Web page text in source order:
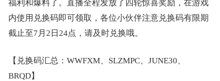
福利和爆料了。直播全程发放了四轮惊喜奖励，在游戏
内使用兑换码即可领取，各位小伙伴注意兑换码有限期
截止至7月2日24点，请及时兑换哦。
【兑换码汇总：WWFXM、SLZMPC、JUNE30、
BRQD】